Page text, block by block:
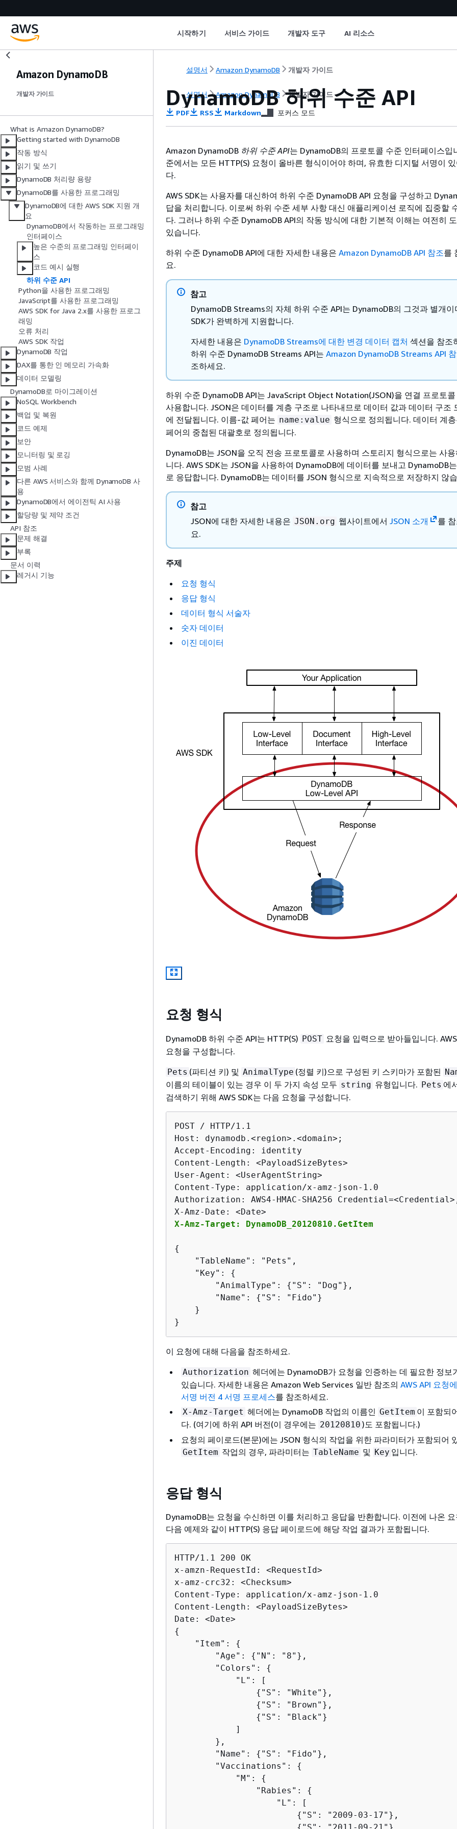
시작하기 서비스 가이드 개발자 도구 AI 리소스
Amazon DynamoDB
개발자 가이드
What is Amazon DynamoDB?
Getting started with DynamoDB
작동 방식
읽기 및 쓰기
DynamoDB 처리량 용량
DynamoDB를 사용한 프로그래밍
DynamoDB에 대한 AWS SDK 지원 개
요
DynamoDB에서 작동하는 프로그래밍
인터페이스
높은 수준의 프로그래밍 인터페이
스
코드 예시 실행
하위 수준 API
Python을 사용한 프로그래밍
JavaScript를 사용한 프로그래밍
AWS SDK for Java 2.x를 사용한 프로그
래밍
오류 처리
AWS SDK 작업
DynamoDB 작업
DAX를 통한 인 메모리 가속화
데이터 모델링
DynamoDB로 마이그레이션
NoSQL Workbench
백업 및 복원
코드 예제
보안
모니터링 및 로깅
모범 사례
다른 AWS 서비스와 함께 DynamoDB 사
용
DynamoDB에서 에이전틱 AI 사용
할당량 및 제약 조건
API 참조
문제 해결
부록
문서 이력
레거시 기능
설명서 Amazon DynamoDB 개발자 가이드
설명서 Amazon DynamoDB 개발자 가이드
DynamoDB 하위 수준 API
PDF RSS Markdown 포커스 모드
Amazon DynamoDB 하위 수준 API는 DynamoDB의 프로토콜 수준 인터페이스입
준에서는 모든 HTTP(S) 요청이 올바른 형식이어야 하며, 유효한 디지털 서명이
다.
AWS SDK는 사용자를 대신하여 하위 수준 DynamoDB API 요청을 구성하고
답을 처리합니다. 이로써 하위 수준 세부 사항 대신 애플리케이션 로직에 집중할
다. 그러나 하위 수준 DynamoDB API의 작동 방식에 대한 기본적 이해는 여전히
있습니다.
하위 수준 DynamoDB API에 대한 자세한 내용은 Amazon DynamoDB API 참조를
요.
참고
DynamoDB Streams의 자체 하위 수준 API는 DynamoDB의 그것과 별개이
SDK가 완벽하게 지원합니다.
자세한 내용은 DynamoDB Streams에 대한 변경 데이터 캡처 섹션을 참조
하위 수준 DynamoDB Streams API는 Amazon DynamoDB Streams API
조하세요.
하위 수준 DynamoDB API는 JavaScript Object Notation(JSON)을 연결 프로토
사용합니다. JSON은 데이터를 계층 구조로 나타내므로 데이터 값과 데이터 구조
에 전달됩니다. 이름-값 페어는 name:value 형식으로 정의됩니다. 데이터 계
페어의 중첩된 대괄호로 정의됩니다.
DynamoDB는 JSON을 오직 전송 프로토콜로 사용하며 스토리지 형식으로는 사
니다. AWS SDK는 JSON을 사용하여 DynamoDB에 데이터를 보내고 DynamoDB
로 응답합니다. DynamoDB는 데이터를 JSON 형식으로 지속적으로 저장하지 않
참고
JSON에 대한 자세한 내용은 JSON.org 웹사이트에서 JSON 소개
를
요.
주제
요청 형식
응답 형식
데이터 형식 서술자
숫자 데이터
이진 데이터
요청 형식
DynamoDB 하위 수준 API는 HTTP(S) POST 요청을 입력으로 받아들입니다.
요청을 구성합니다.
Pets (파티션 키) 및 AnimalType (정렬 키)으로 구성된 키 스키마가 포함된
이름의 테이블이 있는 경우 이 두 가지 속성 모두 string 유형입니다. Pets 에
검색하기 위해 AWS SDK는 다음 요청을 구성합니다.
POST / HTTP/1.1
Host: dynamodb.<region>.<domain>;
Accept-Encoding: identity
Content-Length: <PayloadSizeBytes>
User-Agent: <UserAgentString>
Content-Type: application/x-amz-json-1.0
Authorization: AWS4-HMAC-SHA256
X-Amz-Target: DynamoDB_20120810.GetItem
{
    "TableName": "Pets",
    "Key":
{
        "AnimalType":
{ "S": "Dog"},
        "Name":
{ "S": "Fido"}
    }
}
이 요청에 대해 다음을 참조하세요.
Authorization 헤더에는 DynamoDB가 요청을 인증하는 데 필요한 정보
있습니다. 자세한 내용은 Amazon Web Services 일반 참조의 AWS API 요청
서명 버전 4 서명 프로세스를 참조하세요.
X-Amz-Target 헤더에는 DynamoDB 작업의 이름인 GetItem 이 포함되
다. (여기에 하위 API 버전(이 경우에는 20120810 )도 포함됩니다.)
요청의 페이로드(본문)에는 JSON 형식의 작업을 위한 파라미터가 포함되어
GetItem 작업의 경우, 파라미터는 TableName 및 Key 입니다.
응답 형식
DynamoDB는 요청을 수신하면 이를 처리하고 응답을 반환합니다. 이전에 나온
다음 예제와 같이 HTTP(S) 응답 페이로드에 해당 작업 결과가 포함됩니다.
HTTP/1.1 200 OK
x-amzn-RequestId: <RequestId>
x-amz-crc32: <Checksum>
Content-Type: application/x-amz-json-1.0
Content-Length: <PayloadSizeBytes>
{
    "Item":
{
        "Age":
{ "N": "8"},
        "Colors":
{
            "L": [
{ "S": "White"},
{ "S": "Brown"},
{ "S": "Black"}
            ]
        },
        "Name":
{ "S": "Fido"},
        "Vaccinations":
{
            "M":
{
                "Rabies":
{
                    "L": [
{ "S": "2009-03-17"},